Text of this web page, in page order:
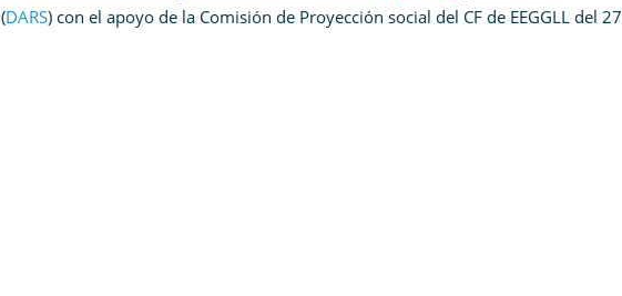
(DARS) con el apoyo de la Comisión de Proyección social del CF de EEGGLL del 27